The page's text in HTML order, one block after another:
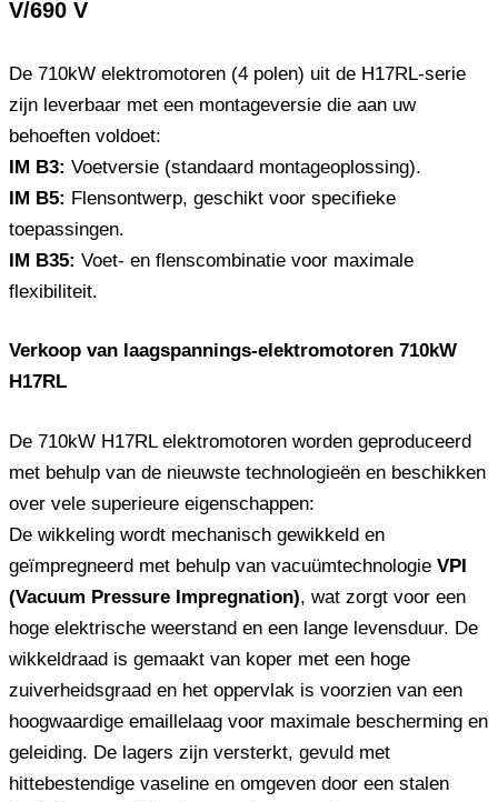
V/690 V
De 710kW elektromotoren (4 polen) uit de H17RL-serie
zijn leverbaar met een montageversie die aan uw
behoeften voldoet:
IM B3: Voetversie (standaard montageoplossing).
IM B5: Flensontwerp, geschikt voor specifieke
toepassingen.
IM B35: Voet- en flenscombinatie voor maximale
flexibiliteit.
Verkoop van laagspannings-elektromotoren 710kW
H17RL
De 710kW H17RL elektromotoren worden geproduceerd
met behulp van de nieuwste technologieën en beschikken
over vele superieure eigenschappen:
De wikkeling wordt mechanisch gewikkeld en
geïmpregneerd met behulp van vacuümtechnologie VPI
(Vacuum Pressure Impregnation), wat zorgt voor een
hoge elektrische weerstand en een lange levensduur. De
wikkeldraad is gemaakt van koper met een hoge
zuiverheidsgraad en het oppervlak is voorzien van een
hoogwaardige emaillelaag voor maximale bescherming en
geleiding. De lagers zijn versterkt, gevuld met
hittebestendige vaseline en omgeven door een stalen